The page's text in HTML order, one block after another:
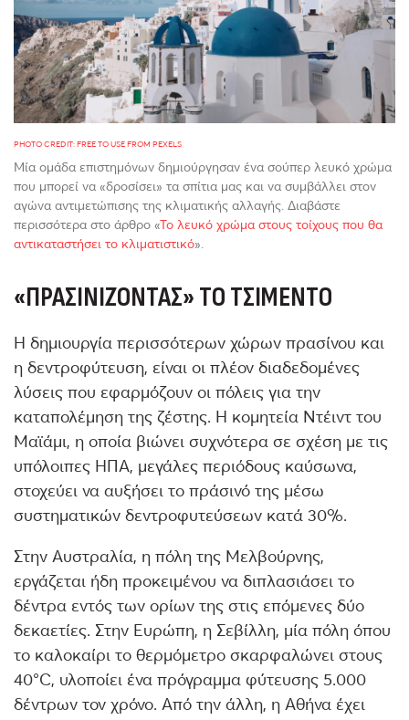
PHOTO CREDIT: FREE TO USE FROM PEXELS
Μία ομάδα επιστημόνων δημιούργησαν ένα σούπερ λευκό χρώμα
που μπορεί να «δροσίσει» τα σπίτια μας και να συμβάλλει στον
αγώνα αντιμετώπισης της κλιματικής αλλαγής. Διαβάστε
περισσότερα στο άρθρο «Το λευκό χρώμα στους τοίχους που θα
αντικαταστήσει το κλιματιστικό».
«ΠΡΑΣΙΝΊΖΟΝΤΑΣ» ΤΟ ΤΣΙΜΈΝΤΟ
Η δημιουργία περισσότερων χώρων πρασίνου και
η δεντροφύτευση, είναι οι πλέον διαδεδομένες
λύσεις που εφαρμόζουν οι πόλεις για την
καταπολέμηση της ζέστης. Η κομητεία Ντέιντ του
Μαϊάμι, η οποία βιώνει συχνότερα σε σχέση με τις
υπόλοιπες ΗΠΑ, μεγάλες περιόδους καύσωνα,
στοχεύει να αυξήσει το πράσινό της μέσω
συστηματικών δεντροφυτεύσεων κατά 30%.
Στην Αυστραλία, η πόλη της Μελβούρνης,
εργάζεται ήδη προκειμένου να διπλασιάσει το
δέντρα εντός των ορίων της στις επόμενες δύο
δεκαετίες. Στην Ευρώπη, η Σεβίλλη, μία πόλη όπου
το καλοκαίρι το θερμόμετρο σκαρφαλώνει στους
40°C, υλοποίει ένα πρόγραμμα φύτευσης 5.000
δέντρων τον χρόνο. Από την άλλη, η Αθήνα έχει